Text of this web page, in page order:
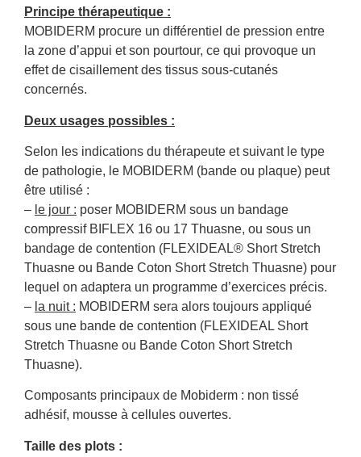
Principe thérapeutique :
MOBIDERM procure un différentiel de pression entre
la zone d’appui et son pourtour, ce qui provoque un
effet de cisaillement des tissus sous-cutanés
concernés.
Deux usages possibles :
Selon les indications du thérapeute et suivant le type
de pathologie, le MOBIDERM (bande ou plaque) peut
être utilisé :
– le jour : poser MOBIDERM sous un bandage
compressif BIFLEX 16 ou 17 Thuasne, ou sous un
bandage de contention (FLEXIDEAL® Short Stretch
Thuasne ou Bande Coton Short Stretch Thuasne) pour
lequel on adaptera un programme d’exercices précis.
– la nuit : MOBIDERM sera alors toujours appliqué
sous une bande de contention (FLEXIDEAL Short
Stretch Thuasne ou Bande Coton Short Stretch
Thuasne).
Composants principaux de Mobiderm : non tissé
adhésif, mousse à cellules ouvertes.
Taille des plots :